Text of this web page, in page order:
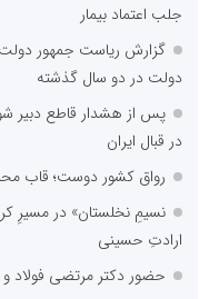
جلب اعتماد بیمار
گزارش ریاست جمهور
دولت در دو سال گذشته
پس از هشدار قاطع دبیر
در قبال ایران
رواق کشور دوست؛ قاب
نسیمِ نخلستان» در مسیرِ
ارادتِ حسینی
حضور دکتر مرتضی فولاد و